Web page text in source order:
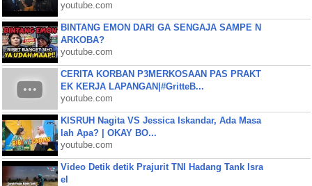
youtube.com
BINTANG EMON DARI GA SENGAJA SAMPE N
ARKOBA?
youtube.com
CERITA KORBAN P3MERKOSAAN PAS PRAKT
EK KERJA LAPANGAN|#GritteB...
youtube.com
KISRUH Nagita VS Jessica Iskandar, Ada Masa
lah Apa? | OKAY BO...
youtube.com
Video Detik detik Prajurit TNI Hadang Tank Isra
el